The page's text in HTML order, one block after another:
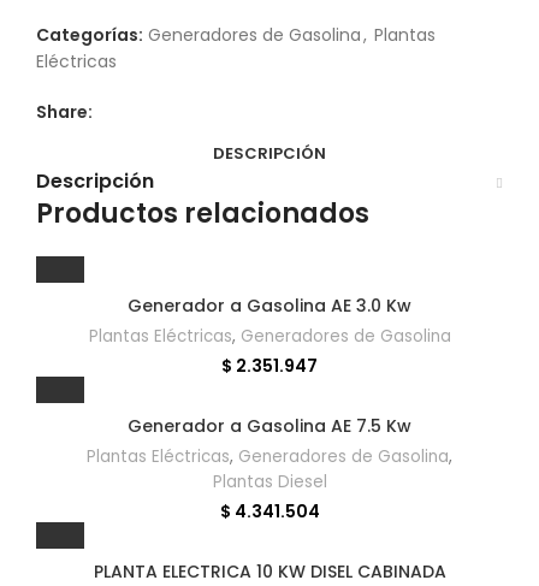
Categorías: Generadores de Gasolina, Plantas
Eléctricas
Share:
DESCRIPCIÓN
Descripción
Productos relacionados
Generador a Gasolina AE 3.0 Kw
Plantas Eléctricas, Generadores de Gasolina
$ 2.351.947
Generador a Gasolina AE 7.5 Kw
Plantas Eléctricas, Generadores de Gasolina,
Plantas Diesel
$ 4.341.504
PLANTA ELECTRICA 10 KW DISEL CABINADA